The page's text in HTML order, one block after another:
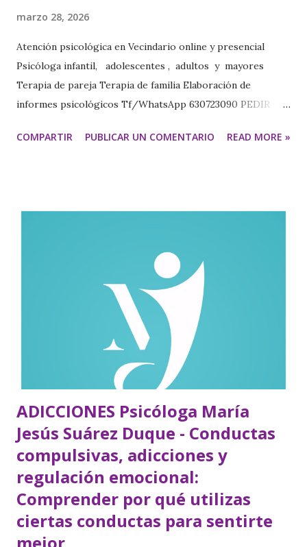
marzo 28, 2026
Atención psicológica en Vecindario online y presencial
Psicóloga infantil, adolescentes , adultos y mayores
Terapia de pareja Terapia de familia Elaboración de
informes psicológicos Tf/WhatsApp 630723090 PEDIR
https://psicologamariajesus.com/ Psicóloga en
cognitivos (errores en el procesamiento de la información)
La tríada cognitiva Consiste en tres patrones cognitivos
principales que inducen al paciente a considerarse a sí
mismo, su futuro y sus experiencias de un modo
idiosincrático: Se centra en la visión negativa del paciente
acerca de sí mismo como desgraciado, torpe, enfermo, con
poca valía. Tiende a atribuir sus experiencias ...
COMPARTIR PUBLICAR UN COMENTARIO READ MORE »
ADICCIONES Psicóloga María
Jesús Suárez Duque - Conductas
compulsivas, adicciones y
regulación emocional:
Comprender por qué utilizas
ciertas conductas para sentirte